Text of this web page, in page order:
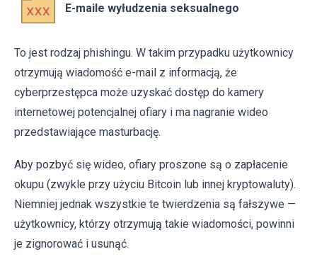
E-maile wyłudzenia seksualnego
To jest rodzaj phishingu. W takim przypadku użytkownicy
otrzymują wiadomość e-mail z informacją, że
cyberprzestępca może uzyskać dostęp do kamery
internetowej potencjalnej ofiary i ma nagranie wideo
przedstawiające masturbację.
Aby pozbyć się wideo, ofiary proszone są o zapłacenie
okupu (zwykle przy użyciu Bitcoin lub innej kryptowaluty).
Niemniej jednak wszystkie te twierdzenia są fałszywe —
użytkownicy, którzy otrzymują takie wiadomości, powinni
je zignorować i usunąć.